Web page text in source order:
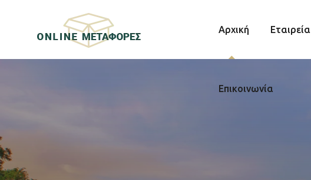
Αρχική Εταιρεία
Επικοινωνία